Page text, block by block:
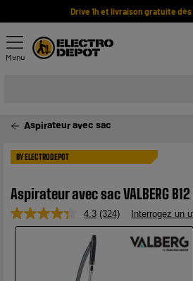
Drive 1h et livraison gratuite dès
Menu
Aspirateur avec sac
BY ELECTRODEPOT
Aspirateur avec sac VALBERG B12
4.3 Lire
324
(324) Interrogez un